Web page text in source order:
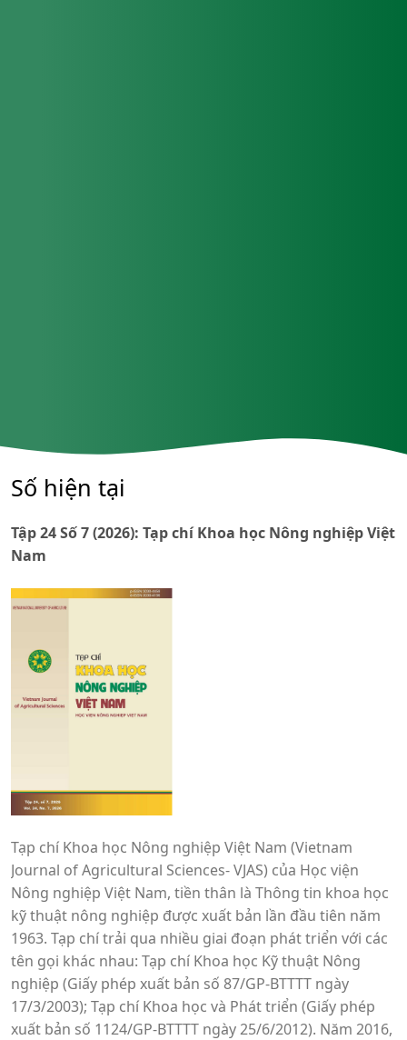
Số hiện tại
Tập 24 Số 7 (2026): Tạp chí Khoa học Nông nghiệp Việt
Nam
Tạp chí Khoa học Nông nghiệp Việt Nam (Vietnam
Journal of Agricultural Sciences- VJAS) của Học viện
Nông nghiệp Việt Nam, tiền thân là Thông tin khoa học
kỹ thuật nông nghiệp được xuất bản lần đầu tiên năm
1963. Tạp chí trải qua nhiều giai đoạn phát triển với các
tên gọi khác nhau: Tạp chí Khoa học Kỹ thuật Nông
nghiệp (Giấy phép xuất bản số 87/GP-BTTTT ngày
17/3/2003); Tạp chí Khoa học và Phát triển (Giấy phép
xuất bản số 1124/GP-BTTTT ngày 25/6/2012). Năm 2016,